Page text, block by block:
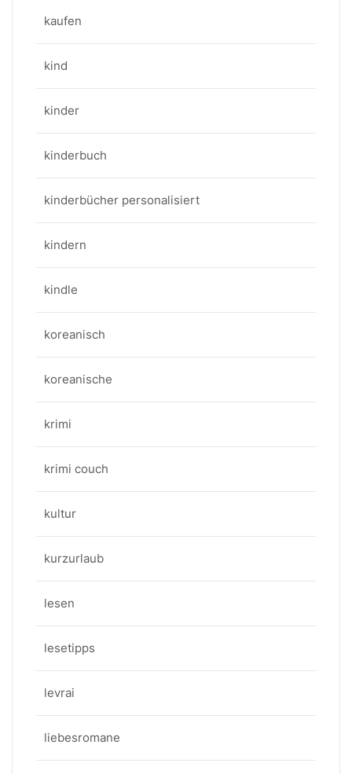
kaufen
kind
kinder
kinderbuch
kinderbücher personalisiert
kindern
kindle
koreanisch
koreanische
krimi
krimi couch
kultur
kurzurlaub
lesen
lesetipps
levrai
liebesromane